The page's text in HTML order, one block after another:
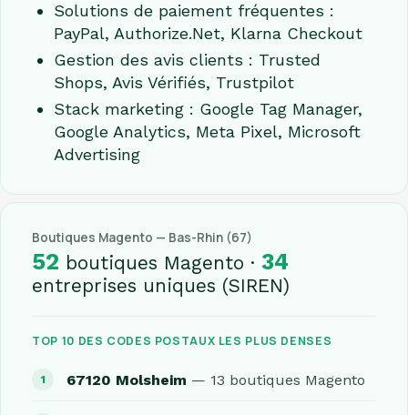
Solutions de paiement fréquentes :
PayPal, Authorize.Net, Klarna Checkout
Gestion des avis clients : Trusted
Shops, Avis Vérifiés, Trustpilot
Stack marketing : Google Tag Manager,
Google Analytics, Meta Pixel, Microsoft
Advertising
Boutiques Magento — Bas-Rhin (67)
52 boutiques Magento ·34
entreprises uniques (SIREN)
TOP 10 DES CODES POSTAUX LES PLUS DENSES
67120 Molsheim — 13 boutiques Magento